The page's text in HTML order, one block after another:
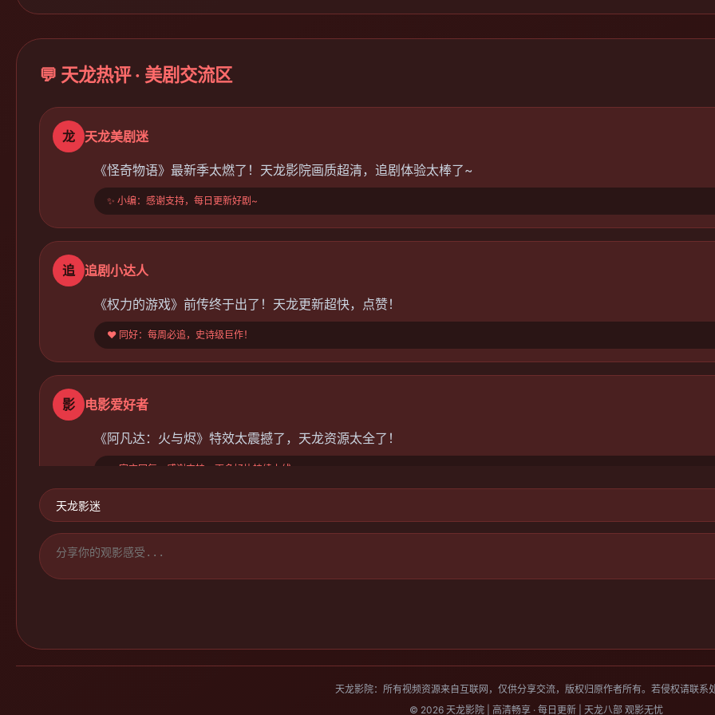
💬 天龙热评 · 美剧交流区
龙 天龙美剧迷
《怪奇物语》最新季太燃了！天龙影院画质超清，追剧体验太棒了~
✨ 小编：感谢支持，每日更新好剧~
追 追剧小达人
《权力的游戏》前传终于出了！天龙更新超快，点赞！
❤️ 同好：每周必追，史诗级巨作！
影 电影爱好者
《阿凡达：火与烬》特效太震撼了，天龙资源太全了！
🔥 官方回复：感谢支持，更多好片持续上线~
综 综艺狂魔
天龙影院：所有视频资源来自互联网，仅供分享交流，版权归原作者所有。若侵权请联系
© 2026 天龙影院 | 高清畅享 · 每日更新 | 天龙八部 观影无忧